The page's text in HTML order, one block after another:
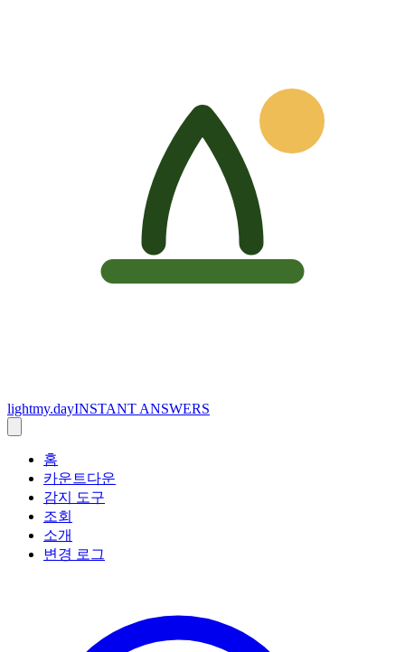
lightmy.dayINSTANT ANSWERS
홈
카운트다운
감지 도구
조회
소개
변경 로그